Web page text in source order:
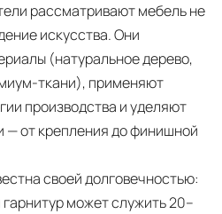
рассматривают мебель не
искусства. Они
(натуральное дерево,
ткани), применяют
производства и уделяют
— от крепления до финишной
своей долговечностью:
может служить 20–